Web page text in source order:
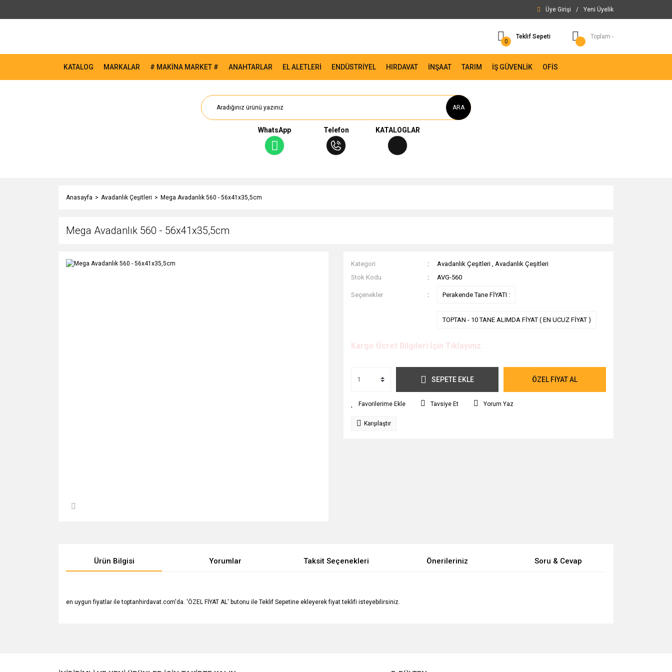
Üye Girişi / Yeni Üyelik
0
Teklif Sepeti Toplam -
KATALOG MARKALAR # MAKİNA MARKET # ANAHTARLAR EL ALETLERİ ENDÜSTRİYEL HIRDAVAT İNŞAAT TARIM İŞ GÜVENLİK OFİS
ARA
WhatsApp Telefon KATALOGLAR
Anasayfa Avadanlık Çeşitleri Mega Avadanlık 560 - 56x41x35,5cm
Mega Avadanlık 560 - 56x41x35,5cm
Kategori Avadanlık Çeşitleri , Avadanlık Çeşitleri
Stok Kodu
AVG-560
Seçenekler Perakende Tane FİYATI :
TOPTAN - 10 TANE ALIMDA FİYAT ( EN UCUZ FİYAT )
Kargo Ücret Bilgileri İçin Tıklayınız.
SEPETE EKLE ÖZEL FİYAT AL
Tavsiye Et Yorum Yaz
Karşılaştır
Ürün Bilgisi Yorumlar Taksit Seçenekleri Önerileriniz Soru & Cevap
en uygun fiyatlar ile toptanhirdavat.com'da. 'ÖZEL FİYAT AL' butonu ile Teklif Sepetine ekleyerek fiyat teklifi isteyebilirsiniz.